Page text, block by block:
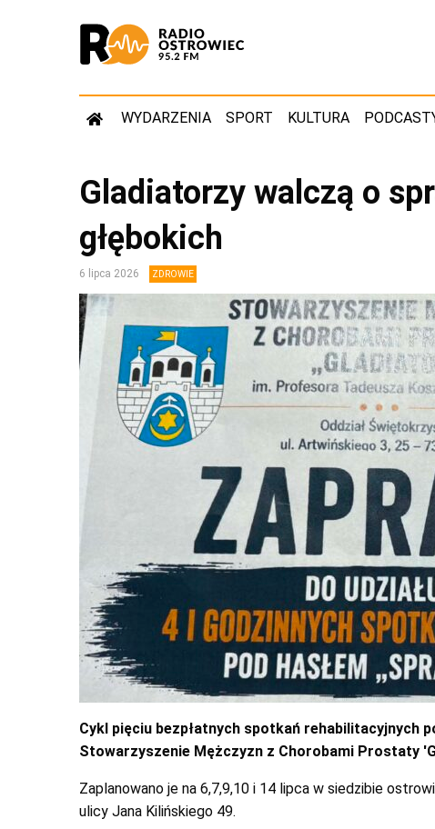
WYDARZENIA SPORT KULTURA
Gladiatorzy walczą o
głębokich
6 lipca 2026 ZDROWIE
Cykl pięciu bezpłatnych spotkań rehabilitacyjnych
Stowarzyszenie Mężczyzn z Chorobami Prostaty
Zaplanowano je na 6,7,9,10 i 14 lipca w siedzibie
ulicy Jana Kilińskiego 49.